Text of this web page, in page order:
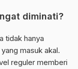
diminati?
tidak hanya
masuk akal.
reguler memberi